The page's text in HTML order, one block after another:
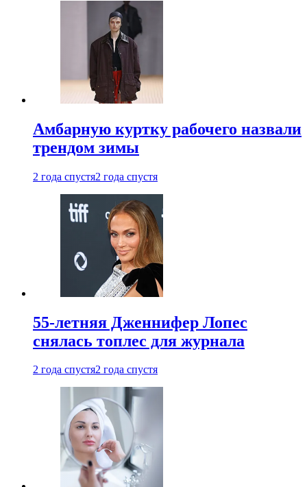
Амбарную куртку рабочего назвали
трендом зимы
2 года спустя2 года спустя
55-летняя Дженнифер Лопес
снялась топлес для журнала
2 года спустя2 года спустя